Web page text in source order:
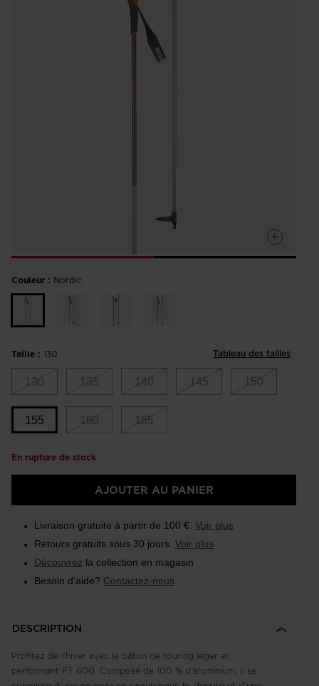
Couleur : Nordic
Taille : 130 Tableau des tailles
130 135 140 145 150
155 160 165
Taille
155
En rupture de stock
AJOUTER AU PANIER
Livraison gratuite à partir de 100 €. Voir plus
Retours gratuits sous 30 jours. Voir plus
Découvrez la collection en magasin
Besoin d'aide? Contactez-nous
DESCRIPTION
Profitez de l'hiver avec le bâton de touring léger et
performant FT 600. Composé de 100 % d'aluminium, il se